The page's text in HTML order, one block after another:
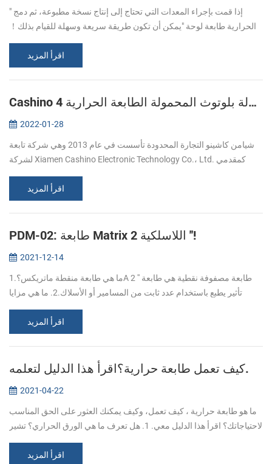
إذا قمت بإجراء المعدات التي تحتاج إلى إنتاج نسخة مطبوعة، ثم دمج "
الحرارية طابعة لوحة "يمكن أن تكون طريقة سريعة وسهلة للقيام بذلك！
اقرأ المزيد
Cashino 4 بوصة المحمولة بلوتوث المحمولة الطابعة الحرارية
2022-01-28
شيامن كاشينو التجارة المحدودة تأسست في عام 2013 وهي شركة تابعة
لشركة Xiamen Cashino Electronic Technology Co.، Ltd. كمقدمي
والتسويق است...اقرأ المزيد
PDM-02: طابعة Matrix اللاسلكية 2 ''!
2021-12-14
1.ما هي طابعة منقطة ماتريكس؟A 2 '' طابعة مصفوفة نقطية هي طابعة
تأثير يطبع باستخدام عدد ثابت من المسامير أو الأسلاك.2. ما هي مزايا
الكربون المز...
اقرأ المزيد
كيف تعمل طابعة حرارية؟اقرأ هذا الدليل لتعلمه.
2021-04-22
ما هو طابعة حرارية ، كيف تعمل، وكيف يمكنك العثور على الحق المناسب
لاحتياجاتك؟ اقرأ هذا الدليل معي. 1. هل تعرف ما هي الورق الحراري؟ تشير
اقرأ المزيد